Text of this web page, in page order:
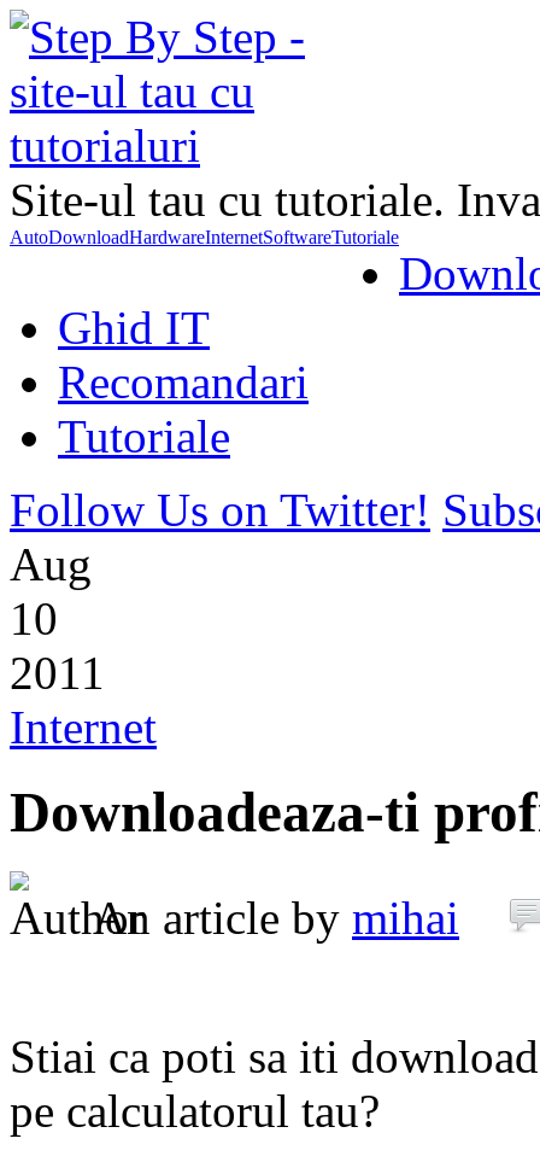
Site-ul tau cu tutoriale.
AutoDownloadHardwareInternetSoftwareTutoriale
Ghid IT
Recomandari
Tutoriale
Follow Us on Twitter!
Aug
10
2011
Internet
Downloadeaza-ti
An article by mihai
Stiai ca poti sa iti
pe calculatorul tau?